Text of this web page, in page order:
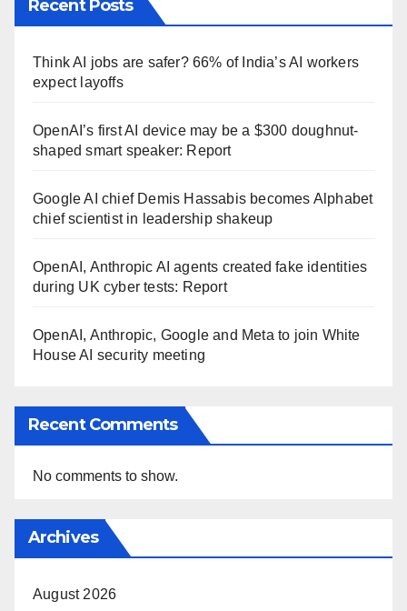
Recent Posts
Think AI jobs are safer? 66% of India’s AI workers
expect layoffs
OpenAI’s first AI device may be a $300 doughnut-
shaped smart speaker: Report
Google AI chief Demis Hassabis becomes Alphabet
chief scientist in leadership shakeup
OpenAI, Anthropic AI agents created fake identities
during UK cyber tests: Report
OpenAI, Anthropic, Google and Meta to join White
House AI security meeting
Recent Comments
No comments to show.
Archives
August 2026